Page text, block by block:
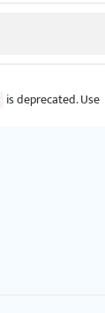
is deprecated. Use